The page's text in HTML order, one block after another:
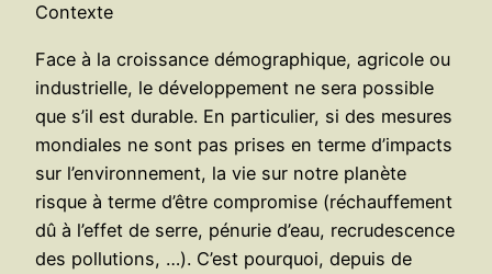
Contexte
Face à la croissance démographique, agricole ou
industrielle, le développement ne sera possible
que s’il est durable. En particulier, si des mesures
mondiales ne sont pas prises en terme d’impacts
sur l’environnement, la vie sur notre planète
risque à terme d’être compromise (réchauffement
dû à l’effet de serre, pénurie d’eau, recrudescence
des pollutions, …). C’est pourquoi, depuis de